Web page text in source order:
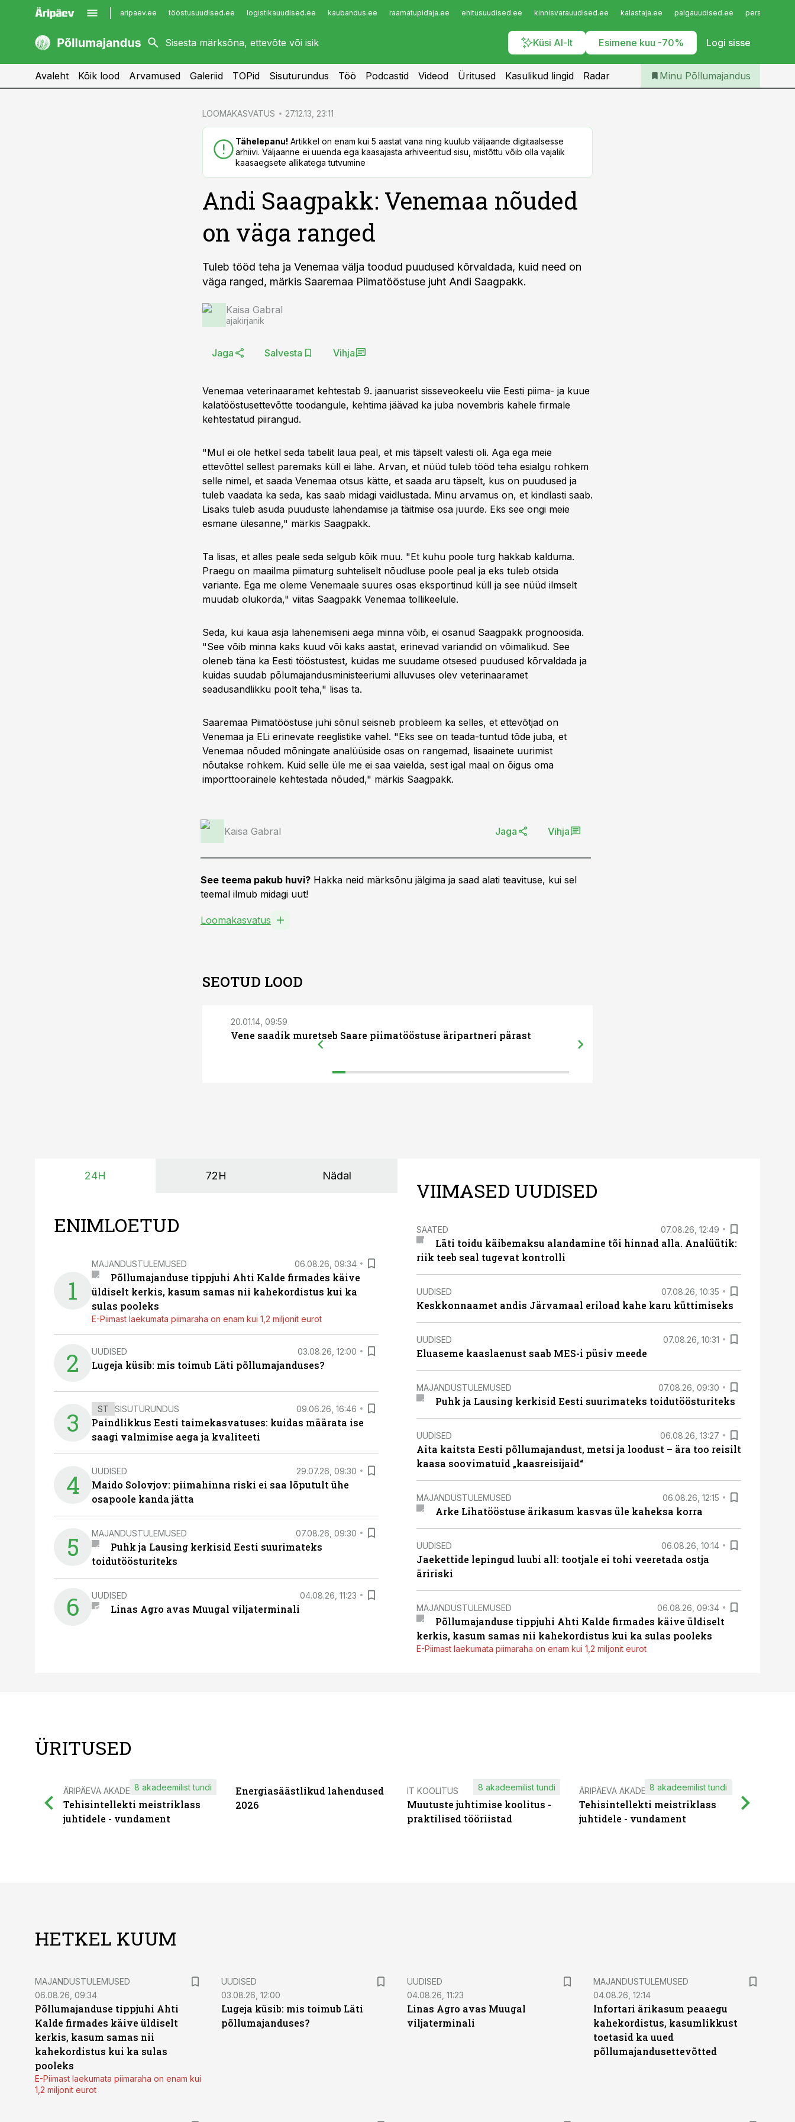
aripaev.ee tööstusuudised.ee logistikauudised.ee kaubandus.ee raamatupidaja.ee ehitusuudised.ee kinnisvarauudised.ee kalastaja.ee palgauudised.ee
Küsi AI-lt Esimene kuu -70% Logi sisse
kaubandus.ee
kinnisvarauudised.ee
imelineajalugu.ee
Infopank
Iseteenindus
Telli Põllumajandus
Avaleht Kõik lood Arvamused Galeriid TOPid Sisuturundus Töö Podcastid Videod Üritused Kasulikud lingid Radar Minu Põllumajandus
LOOMAKASVATUS 27.12.13, 23:11
Tähelepanu! Artikkel on enam kui 5 aastat vana ning kuulub väljaande digitaalsesse
arhiivi. Väljaanne ei uuenda ega kaasajasta arhiveeritud sisu, mistõttu võib olla vajalik
kaasaegsete allikatega tutvumine
Andi Saagpakk: Venemaa nõuded
on väga ranged
Tuleb tööd teha ja Venemaa välja toodud puudused kõrvaldada, kuid need on
väga ranged, märkis Saaremaa Piimatööstuse juht Andi Saagpakk.
Kaisa Gabral
ajakirjanik
Jaga Salvesta Vihja
Venemaa veterinaaramet kehtestab 9. jaanuarist sisseveokeelu viie Eesti piima- ja kuue
kalatööstusettevõtte toodangule, kehtima jäävad ka juba novembris kahele firmale
kehtestatud piirangud.
"Mul ei ole hetkel seda tabelit laua peal, et mis täpselt valesti oli. Aga ega meie
ettevõttel sellest paremaks küll ei lähe. Arvan, et nüüd tuleb tööd teha esialgu rohkem
selle nimel, et saada Venemaa otsus kätte, et saada aru täpselt, kus on puudused ja
tuleb vaadata ka seda, kas saab midagi vaidlustada. Minu arvamus on, et kindlasti saab.
Lisaks tuleb asuda puuduste lahendamise ja täitmise osa juurde. Eks see ongi meie
esmane ülesanne," märkis Saagpakk.
Ta lisas, et alles peale seda selgub kõik muu. "Et kuhu poole turg hakkab kalduma.
Praegu on maailma piimaturg suhteliselt nõudluse poole peal ja eks tuleb otsida
variante. Ega me oleme Venemaale suures osas eksportinud küll ja see nüüd ilmselt
muudab olukorda," viitas Saagpakk Venemaa tollikeelule.
Seda, kui kaua asja lahenemiseni aega minna võib, ei osanud Saagpakk prognoosida.
"See võib minna kaks kuud või kaks aastat, erinevad variandid on võimalikud. See
oleneb täna ka Eesti tööstustest, kuidas me suudame otsesed puudused kõrvaldada ja
kuidas suudab põlumajandusministeeriumi alluvuses olev veterinaaramet
seadusandlikku poolt teha," lisas ta.
Saaremaa Piimatööstuse juhi sõnul seisneb probleem ka selles, et ettevõtjad on
Venemaa ja ELi erinevate reeglistike vahel. "Eks see on teada-tuntud tõde juba, et
Venemaa nõuded mõningate analüüside osas on rangemad, lisaainete uurimist
nõutakse rohkem. Kuid selle üle me ei saa vaielda, sest igal maal on õigus oma
importtoorainele kehtestada nõuded," märkis Saagpakk.
Kaisa Gabral Jaga Vihja
See teema pakub huvi? Hakka neid märksõnu jälgima ja saad alati teavituse, kui sel
teemal ilmub midagi uut!
Loomakasvatus
SEOTUD LOOD
20.01.14, 09:59
Vene saadik muretseb Saare piimatööstuse äripartneri pärast
24H 72H Nädal
ENIMLOETUD
1
MAJANDUSTULEMUSED 06.08.26, 09:34
Põllumajanduse tippjuhi Ahti Kalde firmades käive
üldiselt kerkis, kasum samas nii kahekordistus kui ka
sulas pooleks
E-Piimast laekumata piimaraha on enam kui 1,2 miljonit eurot
2 UUDISED 03.08.26, 12:00
Lugeja küsib: mis toimub Läti põllumajanduses?
3 ST SISUTURUNDUS 09.06.26, 16:46
Paindlikkus Eesti taimekasvatuses: kuidas määrata ise
saagi valmimise aega ja kvaliteeti
4 UUDISED 29.07.26, 09:30
Maido Solovjov: piimahinna riski ei saa lõputult ühe
osapoole kanda jätta
5 MAJANDUSTULEMUSED 07.08.26, 09:30
Puhk ja Lausing kerkisid Eesti suurimateks
toidutöösturiteks
6 UUDISED 04.08.26, 11:23
Linas Agro avas Muugal viljaterminali
VIIMASED UUDISED
SAATED 07.08.26, 12:49
Läti toidu käibemaksu alandamine tõi hinnad alla. Analüütik:
riik teeb seal tugevat kontrolli
UUDISED 07.08.26, 10:35
Keskkonnaamet andis Järvamaal eriload kahe karu küttimiseks
UUDISED 07.08.26, 10:31
Eluaseme kaaslaenust saab MES-i püsiv meede
MAJANDUSTULEMUSED 07.08.26, 09:30
Puhk ja Lausing kerkisid Eesti suurimateks toidutöösturiteks
UUDISED 06.08.26, 13:27
Aita kaitsta Eesti põllumajandust, metsi ja loodust – ära too reisilt
kaasa soovimatuid „kaasreisijaid“
MAJANDUSTULEMUSED 06.08.26, 12:15
Arke Lihatööstuse ärikasum kasvas üle kaheksa korra
UUDISED 06.08.26, 10:14
Jaekettide lepingud luubi all: tootjale ei tohi veeretada ostja
äririski
MAJANDUSTULEMUSED 06.08.26, 09:34
Põllumajanduse tippjuhi Ahti Kalde firmades käive üldiselt
kerkis, kasum samas nii kahekordistus kui ka sulas pooleks
E-Piimast laekumata piimaraha on enam kui 1,2 miljonit eurot
ÜRITUSED
ÄRIPÄEVA AKADEEMIA
Tehisintellekti meistriklass
juhtidele - vundament
8 akadeemilist tundi
Energiasäästlikud lahendused
2026
IT KOOLITUS
Muutuste juhtimise koolitus -
praktilised tööriistad
8 akadeemilist tundi ÄRIPÄEVA AKADEEMIA
Tehisintellekti meistriklass
juhtidele - vundament
8 akadeemilist tundi
HETKEL KUUM
MAJANDUSTULEMUSED
06.08.26, 09:34
Põllumajanduse tippjuhi Ahti
Kalde firmades käive üldiselt
kerkis, kasum samas nii
kahekordistus kui ka sulas
pooleks
E-Piimast laekumata piimaraha on enam kui
1,2 miljonit eurot
UUDISED
03.08.26, 12:00
Lugeja küsib: mis toimub Läti
põllumajanduses?
UUDISED
04.08.26, 11:23
Linas Agro avas Muugal
viljaterminali
MAJANDUSTULEMUSED
04.08.26, 12:14
Infortari ärikasum peaaegu
kahekordistus, kasumlikkust
toetasid ka uued
põllumajandusettevõtted